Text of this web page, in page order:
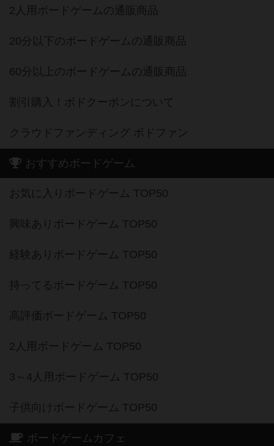
2人用ボードゲームの通販商品
20分以下のボードゲームの通販商品
60分以上のボードゲームの通販商品
割引購入！ボドクーポンについて
クラウドファンディング ボドファン
おすすめボードゲーム
お気に入りボードゲーム TOP50
興味ありボードゲーム TOP50
経験ありボードゲーム TOP50
持ってるボードゲーム TOP50
高評価ボードゲーム TOP50
2人用ボードゲーム TOP50
3～4人用ボードゲーム TOP50
子供向けボードゲーム TOP50
ボードゲームカフェ